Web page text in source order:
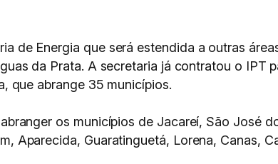
de Energia que será estendida a outras
da Prata. A secretaria já contratou o IPT
que abrange 35 municípios.
os municípios de Jacareí, São José
Aparecida, Guaratinguetá, Lorena, Canas,